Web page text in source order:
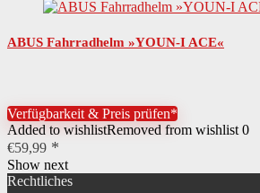
ABUS Fahrradhelm »YOUN-I ACE«
Verfügbarkeit & Preis prüfen*
Added to wishlistRemoved from wishlist 0
€59,99
Show next
Rechtliches